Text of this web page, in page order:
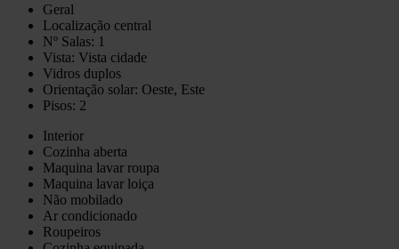
Geral
Localização central
Nº Salas: 1
Vista: Vista cidade
Vidros duplos
Orientação solar: Oeste, Este
Pisos: 2
Interior
Cozinha aberta
Maquina lavar roupa
Maquina lavar loiça
Não mobilado
Ar condicionado
Roupeiros